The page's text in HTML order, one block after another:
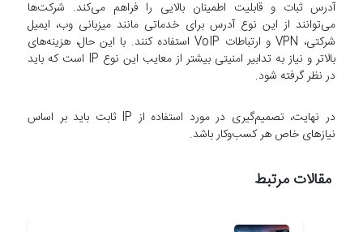
آدرس ثبات و قابلیت اطمینان بالایی را فراهم می‌کند. شرکت‌ها
می‌توانند از این نوع آدرس برای خدماتی مانند میزبانی وب، ایمیل
شرکتی، VPN و ارتباطات VoIP استفاده کنند. با این حال، هزینه‌های
بالاتر و نیاز به تدابیر امنیتی بیشتر از معایب این نوع IP است که باید
در نظر گرفته شود.
در نهایت، تصمیم‌گیری در مورد استفاده از IP ثابت باید بر اساس
نیازهای خاص هر کسب‌وکار باشد.
مقالات مرتبط